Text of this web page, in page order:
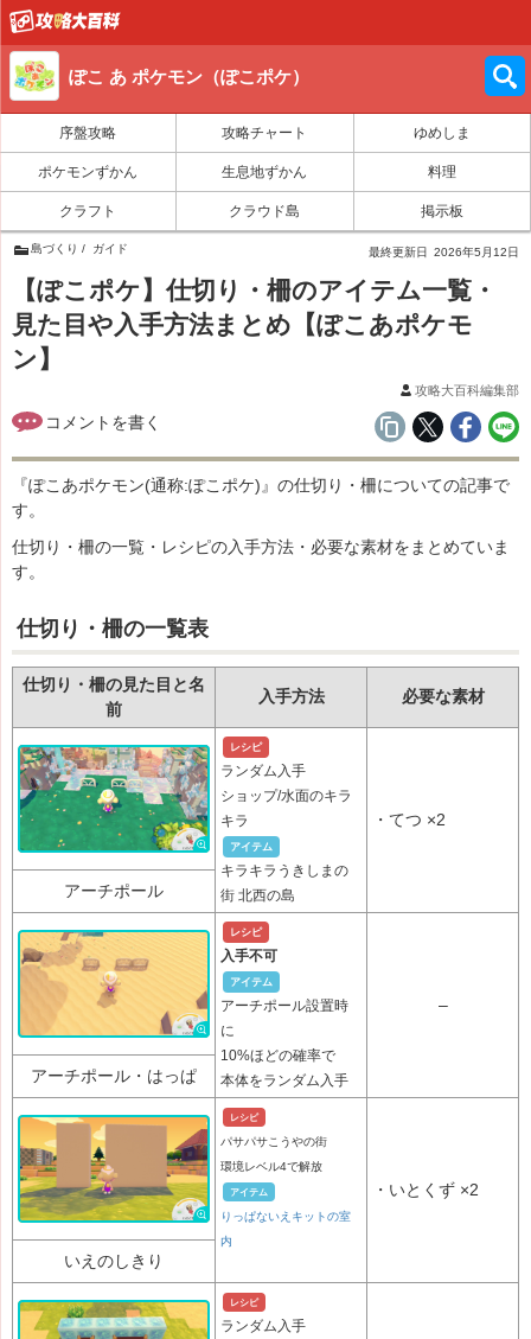
ぽこ あ ポケモン（ぽこポケ）
序盤攻略 攻略チャート ゆめしま
ポケモンずかん 生息地ずかん 料理
クラフト クラウド島 掲示板
島づくり ガイド 最終更新日 2026年5月12日
【ぽこポケ】仕切り・柵のアイテム一覧・
見た目や入手方法まとめ【ぽこあポケモ
ン】
攻略大百科編集部
『ぽこあポケモン(通称:ぽこポケ)』の仕切り・柵についての記事で
す。
仕切り・柵の一覧・レシピの入手方法・必要な素材をまとめていま
す。
仕切り・柵の一覧表
仕切り・柵の見た目と名
前
入手方法 必要な素材
レシピ
ランダム入手
ショップ/水面のキラ
キラ
アイテム
キラキラうきしまの
街 北西の島
・ てつ ×2
アーチポール
レシピ
入手不可
アイテム
アーチポール設置時
に
10%ほどの確率で
本体をランダム入手
–
アーチポール・はっぱ
レシピ
パサパサこうやの街
環境レベル4で解放
アイテム
りっぱないえキットの室
内
・ いとくず ×2
いえのしきり
レシピ
ランダム入手